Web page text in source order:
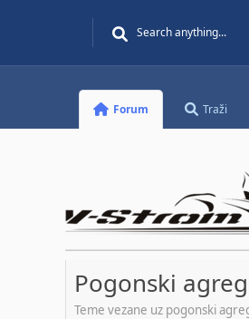
Forum Traži
Pogonski
Teme vezane uz pogonski